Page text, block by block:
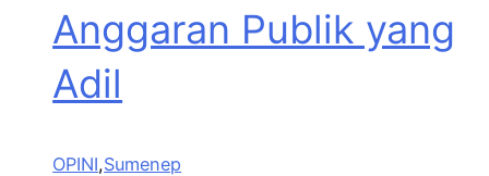
Anggaran Publik yang
Adil
OPINI,Sumenep